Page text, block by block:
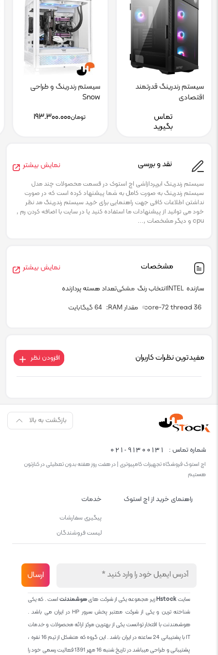
سیستم رندرینگ قدرتمند
اقتصادی
تماس
بگیرید
سیستم رندرینگ و طراحی
Snow
تومان۱۹۳.۳۰۰.۰۰۰
نقد و بررسی نمایش بیشتر
سیستم رندرینگ ابرپردازاشی اچ استوک در قسمت محصولات چند مدل
سیستم رندرینگ به صورت کامل به شما پیشنهاد کرده است که در صورت
نداشتن اطلاعات کافی جهت راهنمایی برای خرید سیستم رندرینگ مد نظر
خود می توانید از پیشنهادات ما استفاده کنید یا در سایت با اضافه کردن رم ,
cpu و دیگر مشخصات ,...
مشخصات نمایش بیشتر
سازنده INTELانتخاب رنگ مشکیتعداد هسته پردازنده
36 core-72 thread
مقدار RAM 64 گیگابایت
مفیدترین نظرات کاربران افزودن نظر
بازگشت به بالا
شماره تماس : 021-91300131
اچ استوک فروشگاه تجهیزات کامپیوتری | در هفت روز هفته بدون تعطیلی در کنارتون
هستیم
راهنمای خرید از اچ استوک خدمات
پیگیری سفارشات
لیست فروشندگان
سایتHstockزیر مجموعه یکی از شرکت هایهوشمندنتاست . که یکی
شناخته ترین و یکی از شرکت معتبر پخش سرور HP در ایران می باشد .
هوشمندنت با افتخار توانست یکی از بهترین مرکز ارائه محصولات و خدمات
IT با پشتیبانی 24 ساعته در ایران باشد . این گروه که متشکل از تیم 16 نفره ،
پشتیبانی و طراحی میباشد در تاریخ شنبه 16 مهر 1391 فعالیت رسمی خود را